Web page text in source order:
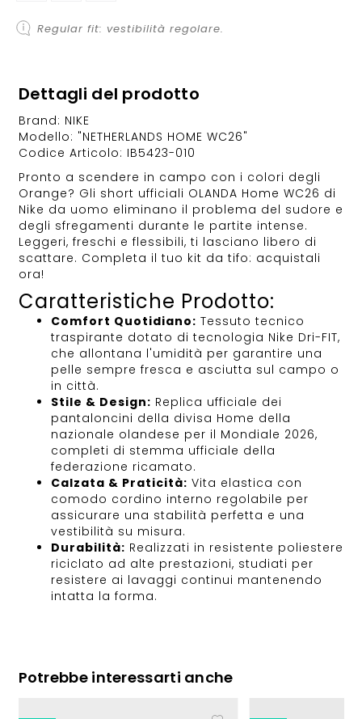
Regular fit: vestibilità regolare.
Dettagli del prodotto
Brand: NIKE
Modello: "NETHERLANDS HOME WC26"
Codice Articolo: IB5423-010
Pronto a scendere in campo con i colori degli
Orange? Gli short ufficiali OLANDA Home WC26 di
Nike da uomo eliminano il problema del sudore e
degli sfregamenti durante le partite intense.
Leggeri, freschi e flessibili, ti lasciano libero di
scattare. Completa il tuo kit da tifo: acquistali
ora!
Caratteristiche Prodotto:
Comfort Quotidiano: Tessuto tecnico
traspirante dotato di tecnologia Nike Dri-FIT,
che allontana l'umidità per garantire una
pelle sempre fresca e asciutta sul campo o
in città.
Stile & Design: Replica ufficiale dei
pantaloncini della divisa Home della
nazionale olandese per il Mondiale 2026,
completi di stemma ufficiale della
federazione ricamato.
Calzata & Praticità: Vita elastica con
comodo cordino interno regolabile per
assicurare una stabilità perfetta e una
vestibilità su misura.
Durabilità: Realizzati in resistente poliestere
riciclato ad alte prestazioni, studiati per
resistere ai lavaggi continui mantenendo
intatta la forma.
Potrebbe interessarti anche